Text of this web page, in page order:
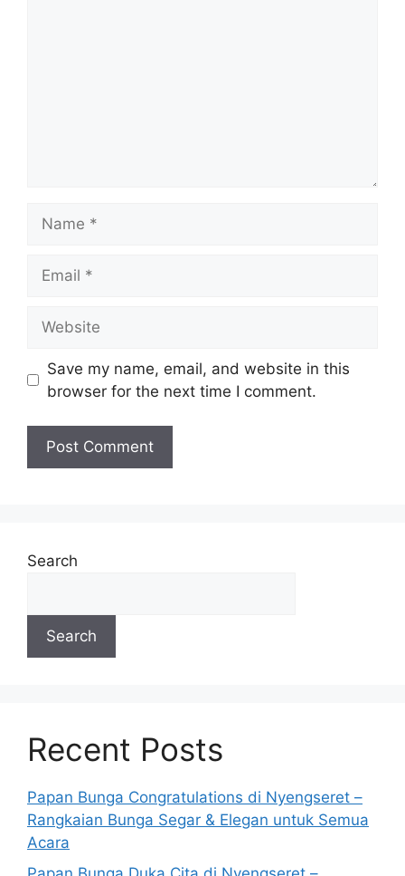
Save my name, email, and website in this
browser for the next time I comment.
Search
Search
Recent Posts
Papan Bunga Congratulations di Nyengseret –
Rangkaian Bunga Segar & Elegan untuk Semua
Acara